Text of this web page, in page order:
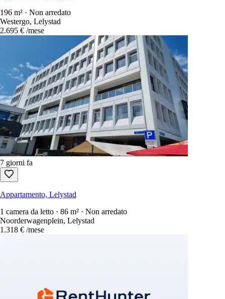
196 m² · Non arredato
Westergo, Lelystad
2.695 € /mese
7 giorni fa
Appartamento, Lelystad
1 camera da letto · 86 m² · Non arredato
Noorderwagenplein, Lelystad
1.318 € /mese